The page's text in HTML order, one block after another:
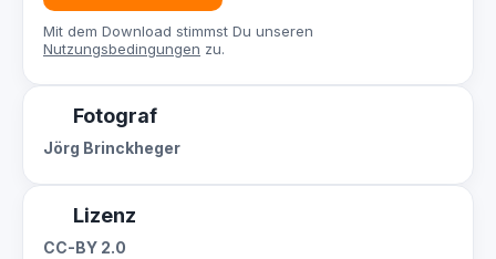
Mit dem Download stimmst Du unseren
Nutzungsbedingungen zu.
Fotograf
Jörg Brinckheger
Lizenz
CC-BY 2.0